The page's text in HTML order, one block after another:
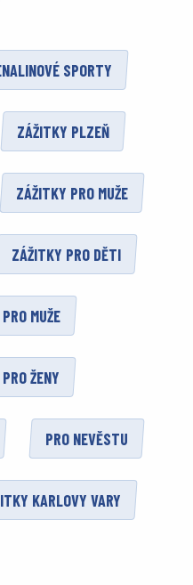
SPORTY
ZÁŽITKY PLZEŇ
ZÁŽITKY PRO MUŽE
ZÁŽITKY PRO DĚTI
MUŽE
ŽENY
PRO NEVĚSTU
KARLOVY VARY